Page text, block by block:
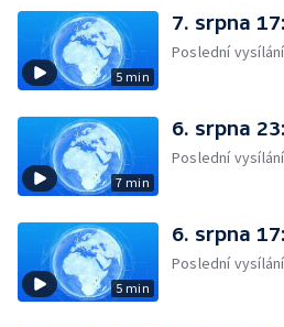
5 min
7. srpna
Poslední vysílání
7 min
6. srpna
Poslední vysílání
5 min
6. srpna
Poslední vysílání